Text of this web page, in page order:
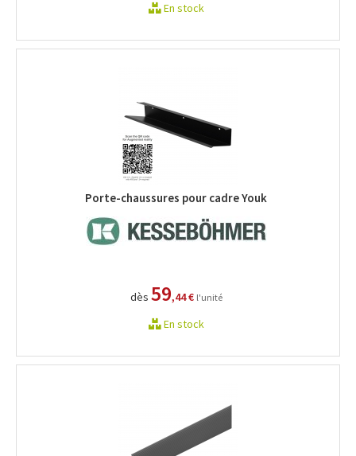
En stock
Porte-chaussures pour cadre Youk
dès 59,44 € l'unité
En stock